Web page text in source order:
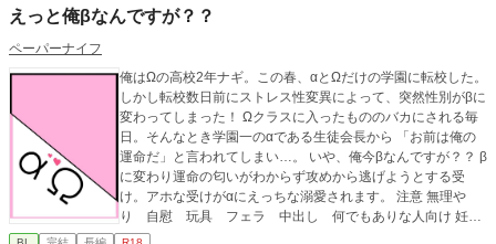
えっと俺βなんですが？？
ペーパーナイフ
俺はΩの高校2年ナギ。この春、αとΩだけの学園に転校した。
しかし転校数日前にストレス性変異によって、突然性別がβに
変わってしまった！ Ωクラスに入ったもののバカにされる毎
日。そんなとき学園一のαである生徒会長から 「お前は俺の
運命だ」と言われてしまい…。 いや、俺今βなんですが？？ β
に変わり運命の匂いがわからず攻めから逃げようとする受
け。アホな受けがαにえっちな溺愛されます。 注意 無理や
り 自慰 玩具 フェラ 中出し 何でもありな人向け 妊娠
可能ですが、主人公は妊娠しません リバなし 無理やりだけど